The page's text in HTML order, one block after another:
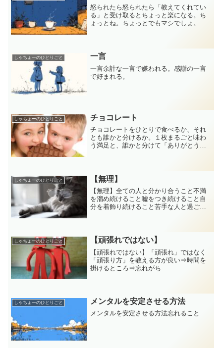
怒られたら怒られたら「教えてくれてい
る」と受け取るとちょっと楽になる。ち
ょっとね。ちょっとでもマシでしょ。切
しゃちょーのひとりごと 一言
一言余計な一言で嫌われる。感謝の一言
で好まれる。
しゃちょーのひとりごと チョコレート
チョコレートをひとりで食べるか、それ
とも誰かと分けるか。１枚まるごと味わ
う満足と、誰かと分けて「ありがとう」
ます。どちらが正しいわけでもない。た
だその時の自分が何を大切にしたいか。
それを考えるだけで、チョコレートが少
し特別な存在になるかもしれません。
しゃちょーのひとりごと 【無理】
【無理】全ての人と分かり合うこと不満
を溜め続けること嘘をつき続けること自
分を着飾り続けること苦手な人と過ごし
しゃちょーのひとりごと 【頑張れではない】
【頑張れではない】「頑張れ」ではなく
「頑張り方」を教える方が良い⇒時間を
掛けるところ⇒忘れがち
しゃちょーのひとりごと メンタルを安定させる方法
メンタルを安定させる方法忘れること